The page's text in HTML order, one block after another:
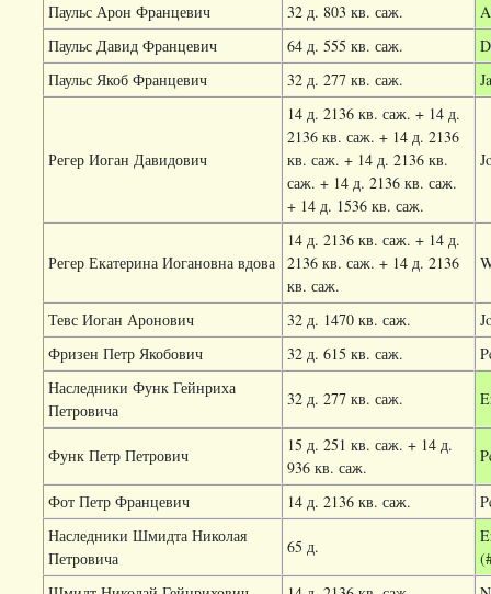
Паульс Арон Францевич
32 д. 803 кв. саж.
Паульс Давид Францевич
64 д. 555 кв. саж.
Паульс Якоб Францевич
32 д. 277 кв. саж.
Регер Иоган Давидович
14 д. 2136 кв. саж. + 14 д.
2136 кв. саж. + 14 д. 2136
кв. саж. + 14 д. 2136 кв.
саж. + 14 д. 2136 кв. саж.
+ 14 д. 1536 кв. саж.
Регер Екатерина Иогановна вдова
14 д. 2136 кв. саж. + 14 д.
2136 кв. саж. + 14 д. 2136
кв. саж.
Тевс Иоган Аронович 32 д. 1470 кв. саж.
Фризен Петр Якобович
32 д. 615 кв. саж.
Наследники Функ Гейнриха
Петровича
32 д. 277 кв. саж.
Функ Петр Петрович
15 д. 251 кв. саж. + 14 д.
936 кв. саж.
Фот Петр Францевич 14 д. 2136 кв. саж.
Наследники Шмидта Николая
Петровича
65 д.